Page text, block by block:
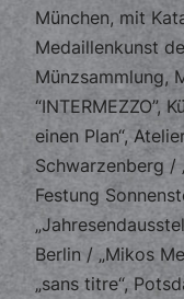
München, mit
Medaillenkunst
Münzsammlung,
“INTERMEZZO”,
einen Plan“,
Schwarzenberg /
Festung
Berlin / „Mikos
„sans titre“,